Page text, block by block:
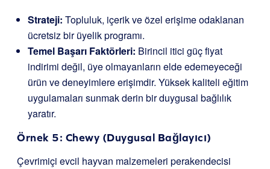
Strateji: Topluluk, içerik ve özel erişime odaklanan
ücretsiz bir üyelik programı.
Temel Başarı Faktörleri: Birincil itici güç fiyat
indirimi değil, üye olmayanların elde edemeyeceği
ürün ve deneyimlere erişimdir. Yüksek kaliteli eğitim
uygulamaları sunmak derin bir duygusal bağlılık
yaratır.
Örnek 5: Chewy (Duygusal Bağlayıcı)
Çevrimiçi evcil hayvan malzemeleri perakendecisi